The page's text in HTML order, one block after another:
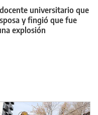
universitario que
y fingió que fue
explosión